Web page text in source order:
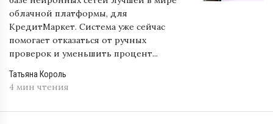
облачной платформы, для
КредитМаркет. Система уже сейчас
помогает отказаться от ручных
проверок и уменьшить процент...
Татьяна Король
4 мин чтения